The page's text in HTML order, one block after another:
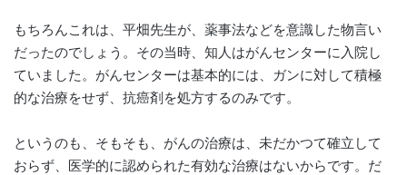
もちろんこれは、平畑先生が、薬事法などを意識した物言い
だったのでしょう。その当時、知人はがんセンターに入院し
ていました。がんセンターは基本的には、ガンに対して積極
的な治療をせず、抗癌剤を処方するのみです。
というのも、そもそも、がんの治療は、未だかつて確立して
おらず、医学的に認められた有効な治療はないからです。だ